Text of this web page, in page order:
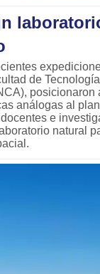
de
posicionaron
análogas al
e
natural